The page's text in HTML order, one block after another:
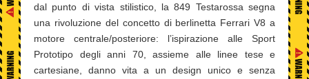
dal punto di vista stilistico, la 849 Testarossa segna
una rivoluzione del concetto di berlinetta Ferrari V8 a
motore centrale/posteriore: l’ispirazione alle Sport
Prototipo degli anni 70, assieme alle linee tese e
cartesiane, danno vita a un design unico e senza